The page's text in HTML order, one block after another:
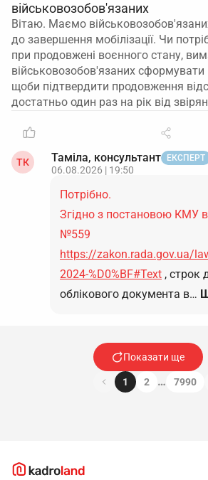
військовозобов'язаних
Вітаю. Маємо
до завершення мобілізації. Чи
при продовжені воєнного стану,
військовозобов'язаних сформувати
щоби підтвердити продовження
достатньо один раз на рік від
ТК Таміла, консультант ЕКСПЕРТ
06.08.2026 | 19:50
Потрібно.
Згідно з постановою КМУ
№559
https://zakon.rada.gov.ua/
2024-%D0%BF#Text , строк
облікового документа в…
Показати ще
1 2 … 7990